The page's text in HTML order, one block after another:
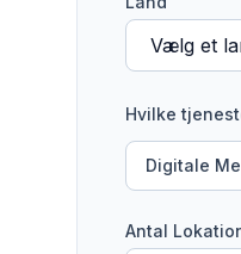
Hvilke
Digitale
Antal